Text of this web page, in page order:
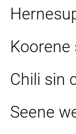
Koorene
Chili sin
Seene